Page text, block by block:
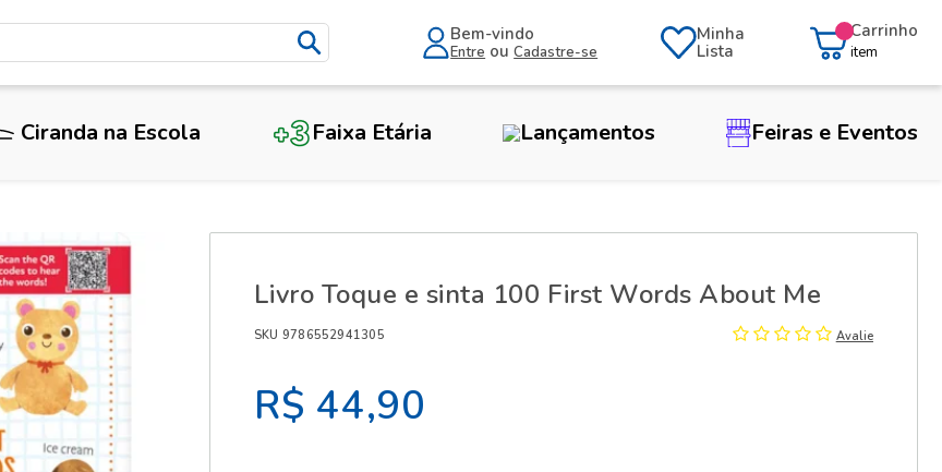
Bem-vindo
Entre ouCadastre-se
Minha
Lista
Carrinho
item
Ciranda na Escola Faixa Etária Lançamentos Feiras e Eventos
Livro Toque e sinta 100 First Words About Me
SKU 9786552941305 Avalie
R$ 44,90